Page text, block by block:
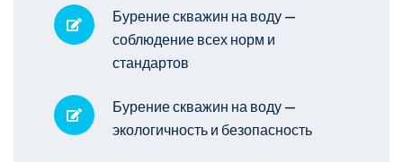
Бурение скважин на воду —
соблюдение всех норм и
стандартов
Бурение скважин на воду —
экологичность и безопасность